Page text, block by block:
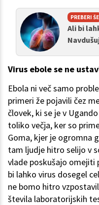
PREBERI ŠE
Ali bi
Virus ebole se ne
Ebola ni več samo
primeri že pojavili čez
človek, ki se je v
toliko večja, ker so
Goma, kjer je ogromna
tam ljudje hitro selijo v
vlade poskušajo omejiti
bi lahko virus dosegel
ne bomo hitro
števila laboratorijskih